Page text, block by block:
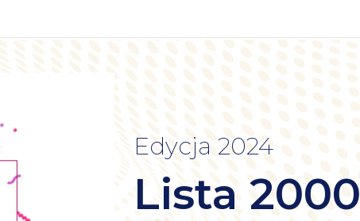
Edycja 2024
Lista 2000